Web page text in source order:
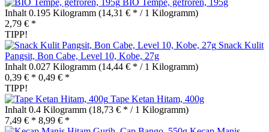
Inhalt 0.195 Kilogramm (14,31 € * / 1 Kilogramm)
2,79 € *
TIPP!
Snack Kulit
Pangsit, Bon Cabe, Level 10, Kobe, 27g
Inhalt 0.027 Kilogramm (14,44 € * / 1 Kilogramm)
0,39 € * 0,49 € *
TIPP!
Tape Ketan Hitam, 400g
Inhalt 0.4 Kilogramm (18,73 € * / 1 Kilogramm)
7,49 € * 8,99 € *